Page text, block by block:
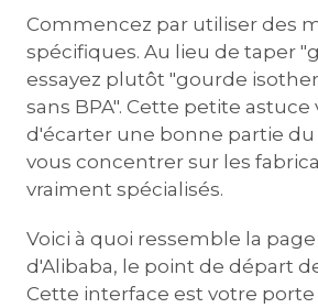
Commencez par utiliser des
spécifiques. Au lieu de taper
essayez plutôt "gourde
sans BPA". Cette petite
d'écarter une bonne partie
vous concentrer sur les
vraiment spécialisés.
Voici à quoi ressemble la
d'Alibaba, le point de départ
Cette interface est votre